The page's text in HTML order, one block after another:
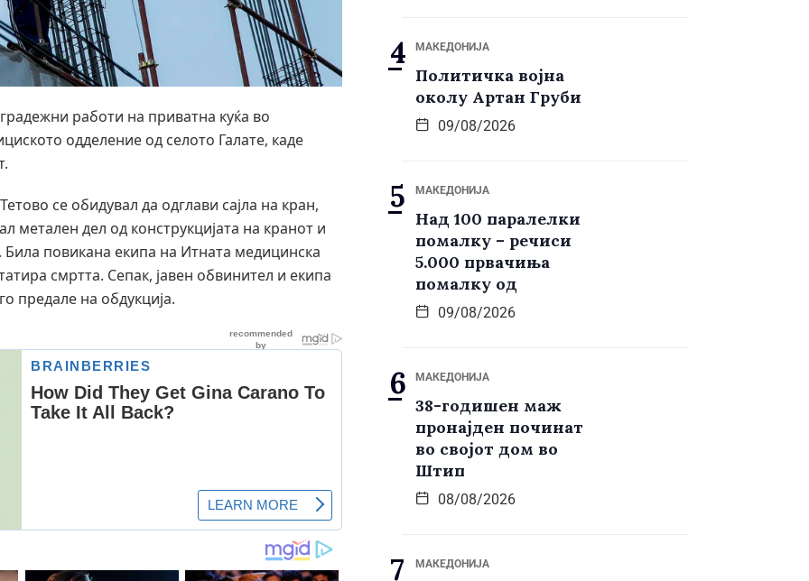
работи на приватна куќа во
одделение од селото Галате, каде
се обидувал да одглави сајла на кран,
метален дел од конструкцијата на кранот и
повикана екипа на Итната медицинска
смртта. Сепак, јавен обвинител и екипа
предале на обдукција.
МАКЕДОНИЈА
Политичка војна
околу Артан Груби
09/08/2026
МАКЕДОНИЈА
Над 100 паралелки
помалку – речиси
5.000 првачиња
помалку од
09/08/2026
МАКЕДОНИЈА
38-годишен маж
пронајден починат
во својот дом во
Штип
08/08/2026
МАКЕДОНИЈА